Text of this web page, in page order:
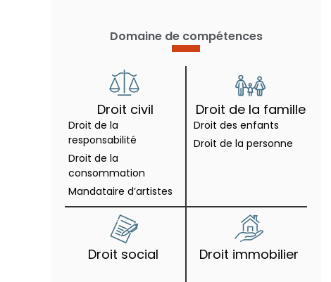
Domaine de compétences
Droit civil
Droit de la
responsabilité
Droit de la
consommation
Mandataire d’artistes
Droit de la famille
Droit des enfants
Droit de la personne
Droit social Droit immobilier